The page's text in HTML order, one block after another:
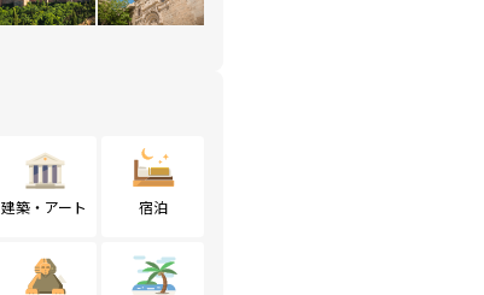
建築・アート 宿泊